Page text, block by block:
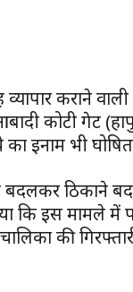
कराने
कोटी गेट
इनाम भी
बदलकर ठिकाने
कि इस मामले
की